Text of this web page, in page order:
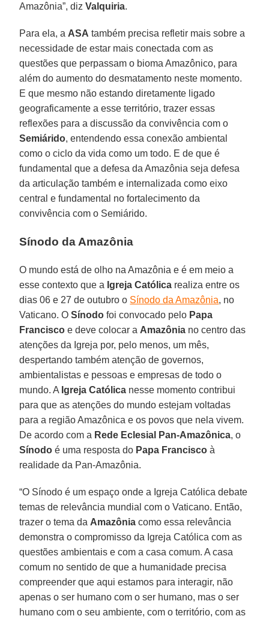
Amazônia”, dizValquiria.
Para ela, a ASA também precisa refletir mais sobre a
necessidade de estar mais conectada com as
questões que perpassam o bioma Amazônico, para
além do aumento do desmatamento neste momento.
E que mesmo não estando diretamente ligado
geograficamente a esse território, trazer essas
reflexões para a discussão da convivência com o
Semiárido, entendendo essa conexão ambiental
como o ciclo da vida como um todo. E de que é
fundamental que a defesa da Amazônia seja defesa
da articulação também e internalizada como eixo
central e fundamental no fortalecimento da
convivência com o Semiárido.
Sínodo da Amazônia
O mundo está de olho na Amazônia e é em meio a
esse contexto que a Igreja Católica realiza entre os
dias 06 e 27 de outubro o Sínodo da Amazônia, no
Vaticano. OSínodo foi convocado pelo Papa
Francisco e deve colocar a Amazônia no centro das
atenções da Igreja por, pelo menos, um mês,
despertando também atenção de governos,
ambientalistas e pessoas e empresas de todo o
mundo. A Igreja Católica nesse momento contribui
para que as atenções do mundo estejam voltadas
para a região Amazônica e os povos que nela vivem.
De acordo com a Rede Eclesial Pan-Amazônica, o
Sínodo é uma resposta do Papa Francisco à
realidade da Pan-Amazônia.
“O Sínodo é um espaço onde a Igreja Católica debate
temas de relevância mundial com o Vaticano. Então,
trazer o tema da Amazônia como essa relevância
demonstra o compromisso da Igreja Católica com as
questões ambientais e com a casa comum. A casa
comum no sentido de que a humanidade precisa
compreender que aqui estamos para interagir, não
apenas o ser humano com o ser humano, mas o ser
humano com o seu ambiente, com o território, com as